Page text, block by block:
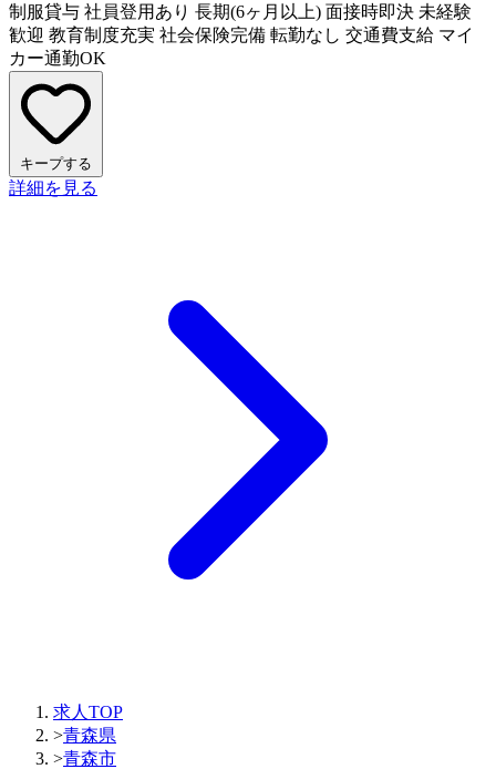
制服貸与 社員登用あり 長期(6ヶ月以上) 面接時即決 未経験
歓迎 教育制度充実 社会保険完備 転勤なし 交通費支給 マイ
カー通勤OK
キープする
詳細を見る
求人TOP
>青森県
>青森市